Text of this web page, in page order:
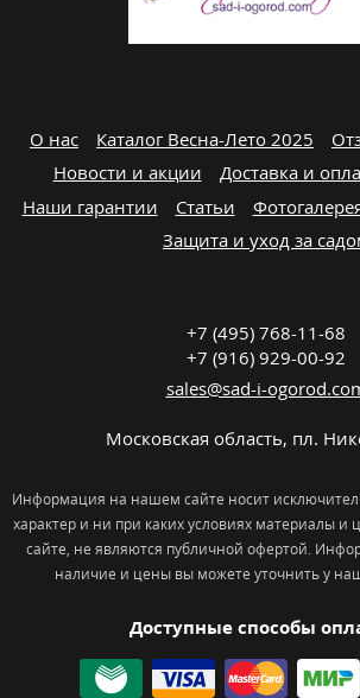
О нас Каталог Весна-Лето 2025
Новости и акции
Доставка и
Наши гарантии
Статьи
Защита и уход за
Доступные способы
+7 (495) 768-11-68
+7 (916) 929-00-92
sales@sad-i-
Московская область, пл.
Информация на нашем сайте носит
характер и ни при каких условиях материалы
сайте, не являются публичной офертой.
наличие и цены вы можете уточнить у